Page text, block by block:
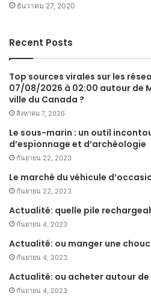
ธันวาคม 27, 2020
Recent Posts
Top sources virales sur les
07/08/2026 à 02:00 autour de
ville du Canada ?
สิงหาคม 7, 2026
Le sous-marin : un outil
d’espionnage et d’archéologie
กันยายน 22, 2023
Le marché du véhicule
กันยายน 22, 2023
Actualité: quelle pile
กันยายน 4, 2023
Actualité: ou manger une
กันยายน 4, 2023
Actualité: ou acheter autour
กันยายน 4, 2023